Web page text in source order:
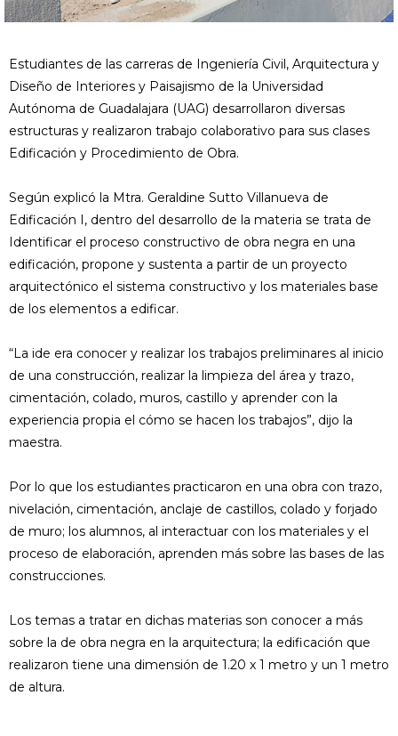
Estudiantes de las carreras de Ingeniería Civil, Arquitectura y
Diseño de Interiores y Paisajismo de la Universidad
Autónoma de Guadalajara (UAG) desarrollaron diversas
estructuras y realizaron trabajo colaborativo para sus clases
Edificación y Procedimiento de Obra.
Según explicó la Mtra. Geraldine Sutto Villanueva de
Edificación I, dentro del desarrollo de la materia se trata de
Identificar el proceso constructivo de obra negra en una
edificación, propone y sustenta a partir de un proyecto
arquitectónico el sistema constructivo y los materiales base
de los elementos a edificar.
“La ide era conocer y realizar los trabajos preliminares al inicio
de una construcción, realizar la limpieza del área y trazo,
cimentación, colado, muros, castillo y aprender con la
experiencia propia el cómo se hacen los trabajos”, dijo la
maestra.
Por lo que los estudiantes practicaron en una obra con trazo,
nivelación, cimentación, anclaje de castillos, colado y forjado
de muro; los alumnos, al interactuar con los materiales y el
proceso de elaboración, aprenden más sobre las bases de las
construcciones.
Los temas a tratar en dichas materias son conocer a más
sobre la de obra negra en la arquitectura; la edificación que
realizaron tiene una dimensión de 1.20 x 1 metro y un 1 metro
de altura.